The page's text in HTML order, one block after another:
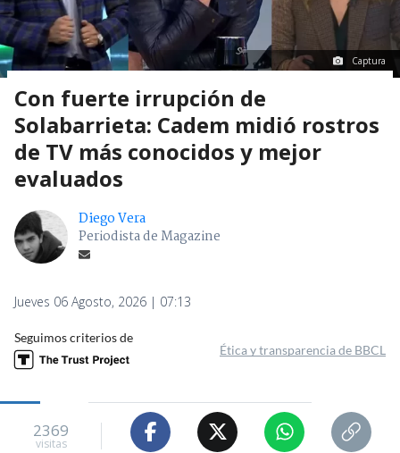
Captura
Con fuerte irrupción de
Solabarrieta: Cadem midió rostros
de TV más conocidos y mejor
evaluados
Diego Vera
Periodista de Magazine
Jueves 06 Agosto, 2026 | 07:13
Seguimos criterios de
Ética y transparencia de BBCL
2369
visitas